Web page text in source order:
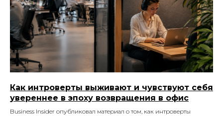
Как интроверты выживают и чувствуют себя
увереннее в эпоху возвращения в офис
Business Insider опубликовал материал о том, как интроверты